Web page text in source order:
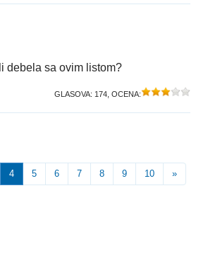
debela sa ovim listom?
GLASOVA: 174 , OCENA:
4 5 6 7 8 9 10 »